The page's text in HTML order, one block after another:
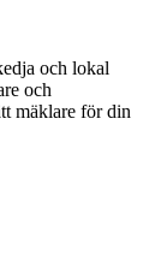
och lokal
och
mäklare för din